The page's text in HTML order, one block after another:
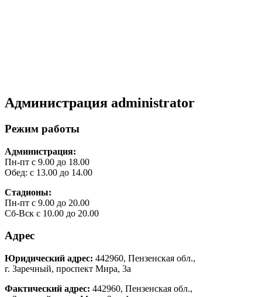
Администрация administrator
Режим работы
Администрация:
Пн-пт с 9.00 до 18.00
Обед: с 13.00 до 14.00
Стадионы:
Пн-пт с 9.00 до 20.00
Сб-Вск с 10.00 до 20.00
Адрес
Юридический адрес: 442960, Пензенская обл.,
г. Заречный, проспект Мира, 3а
Фактический адрес: 442960, Пензенская обл.,